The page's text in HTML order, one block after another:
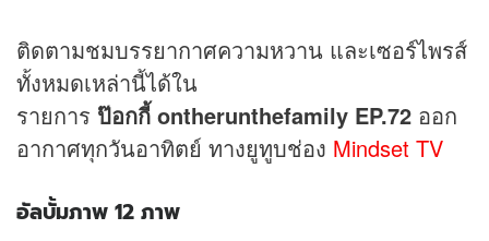
ติดตามชมบรรยากาศความหวาน และเซอร์ไพรส์
ทั้งหมดเหล่านี้ได้ใน
รายการ ป๊อกกี้ ontherunthefamily EP.72 ออก
อากาศทุกวันอาทิตย์ ทางยูทูบช่อง Mindset TV
อัลบั้มภาพ 12 ภาพ